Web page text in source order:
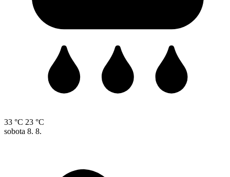
33 °C 23 °C
sobota 8. 8.